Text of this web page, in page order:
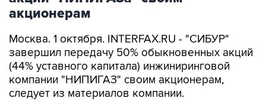
акционерам
Москва. 1 октября. INTERFAX.RU - "СИБУР"
завершил передачу 50% обыкновенных акций
(44% уставного капитала) инжиниринговой
компании "НИПИГАЗ" своим акционерам,
следует из материалов компании.